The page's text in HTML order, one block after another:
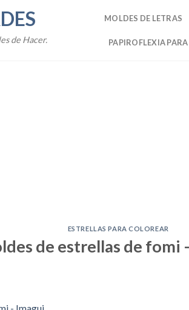
de Hacer.
MOLDES DE LETRAS
PAPIROFLEXIA
ESTRELLAS PARA COLOREAR
de estrellas de fomi